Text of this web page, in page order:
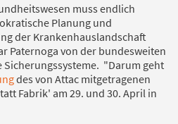
muss endlich
Planung und
der Krankenhauslandschaft
Paternoga von der bundesweiten
"Darum geht
des von Attac mitgetragenen
Fabrik' am 29. und 30. April in